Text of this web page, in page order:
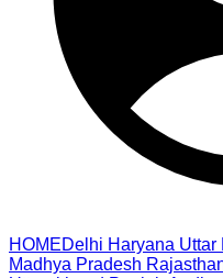
HOMEDelhi Haryana Uttar
Madhya Pradesh